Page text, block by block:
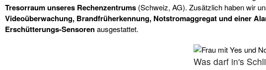
Tresorraum unseres Rechenzentrums (Schweiz, AG). Zusätzlich haben wir
Videoüberwachung, Brandfrüherkennung, Notstromaggregat und einer
Erschütterungs-Sensorenausgestattet.
Was darf in's